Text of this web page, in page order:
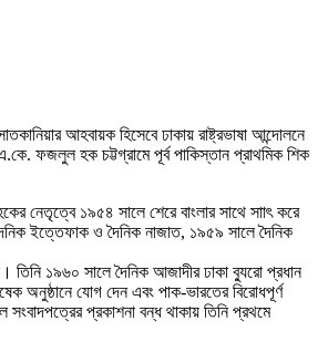
আহবায়ক হিসেবে ঢাকায় রাষ্ট্রভাষা আন্দোলনে
ফজলুল হক চট্টগ্রামে পূর্ব পাকিস্তান প্রাথমিক শিক
নেতৃত্বে ১৯৫৪ সালে শেরে বাংলার সাথে সাাৎ করে
ইত্তেফাক ও দৈনিক নাজাত, ১৯৫৯ সালে দৈনিক
তিনি ১৯৬০ সালে দৈনিক আজাদীর ঢাকা ব্যুরো প্রধান
অনুষ্ঠানে যোগ দেন এবং পাক-ভারতের বিরোধপূর্ণ
প্রকাশনা বন্ধ থাকায় তিনি প্রথমে